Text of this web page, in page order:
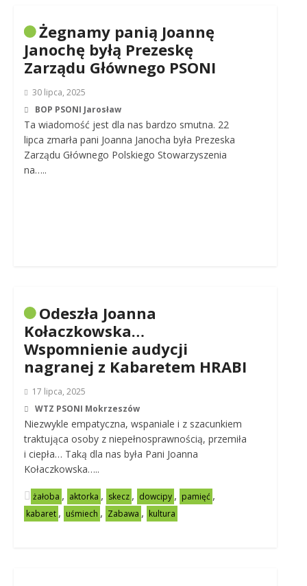
Żegnamy panią Joannę
Janochę byłą Prezeskę
Zarządu Głównego PSONI
30 lipca, 2025
BOP PSONI Jarosław
Ta wiadomość jest dla nas bardzo smutna. 22
lipca zmarła pani Joanna Janocha była Prezeska
Zarządu Głównego Polskiego Stowarzyszenia
na…..
Odeszła Joanna
Kołaczkowska…
Wspomnienie audycji
nagranej z Kabaretem HRABI
17 lipca, 2025
WTZ PSONI Mokrzeszów
Niezwykle empatyczna, wspaniale i z szacunkiem
traktująca osoby z niepełnosprawnością, przemiła
i ciepła… Taką dla nas była Pani Joanna
Kołaczkowska…..
żałoba , aktorka , skecz , dowcipy , pamięć ,
kabaret , uśmiech , Zabawa , kultura